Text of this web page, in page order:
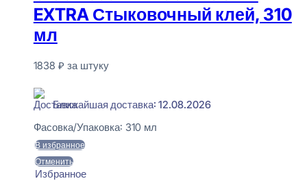
EXTRA Стыковочный клей, 310
мл
1838 ₽ за штуку
Ближайшая доставка: 12.08.2026
Фасовка/Упаковка: 310 мл
В избранное
Отменить
Избранное